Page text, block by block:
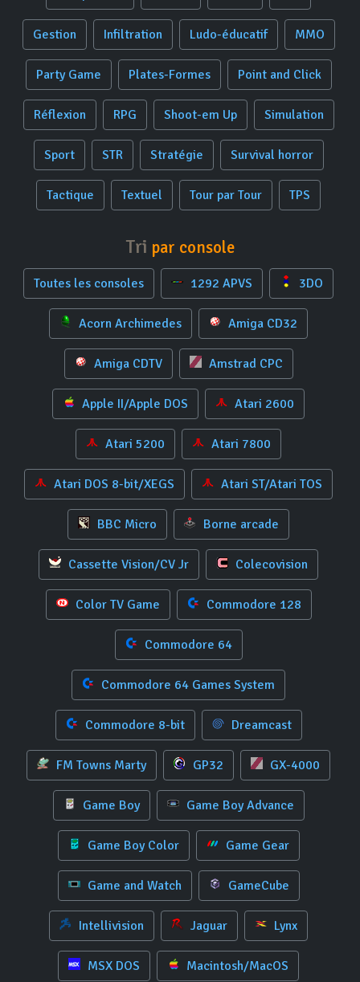
Gestion Infiltration Ludo-éducatif MMO
Party Game Plates-Formes Point and Click
Réflexion RPG Shoot-em Up Simulation
Sport STR Stratégie Survival horror
Tactique Textuel Tour par Tour TPS
Tri par console
Toutes les consoles 1292 APVS 3DO
Acorn Archimedes Amiga CD32
Amiga CDTV Amstrad CPC
Apple II/Apple DOS Atari 2600
Atari 5200 Atari 7800
Atari DOS 8-bit/XEGS Atari ST/Atari TOS
BBC Micro Borne arcade
Cassette Vision/CV Jr Colecovision
Color TV Game Commodore 128
Commodore 64
Commodore 64 Games System
Commodore 8-bit Dreamcast
FM Towns Marty GP32 GX-4000
Game Boy Game Boy Advance
Game Boy Color Game Gear
Game and Watch GameCube
Intellivision Jaguar Lynx
MSX DOS Macintosh/MacOS